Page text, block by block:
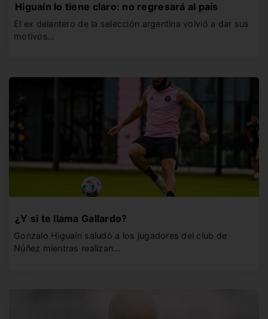
Higuaín lo tiene claro: no regresará al país
El ex delantero de la selección argentina volvió a dar sus
motivos…
¿Y si te llama Gallardo?
Gonzalo Higuaín saludó a los jugadores del club de
Núñez mientras realizan…